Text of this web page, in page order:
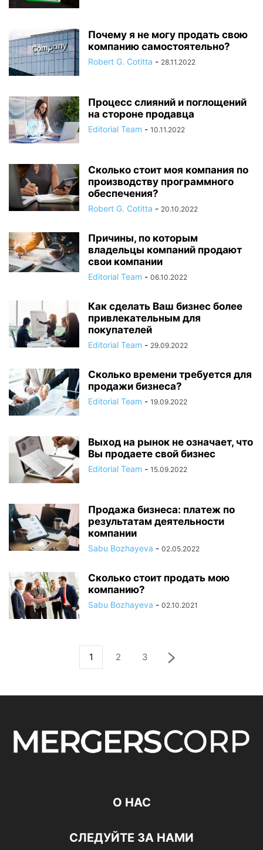
Почему я не могу продать свою
компанию самостоятельно?
Robert G. Cotitta - 28.11.2022
Процесс слияний и поглощений
на стороне продавца
Editorial Team - 10.11.2022
Сколько стоит моя компания по
производству программного
обеспечения?
Robert G. Cotitta - 20.10.2022
Причины, по которым
владельцы компаний продают
свои компании
Editorial Team - 06.10.2022
Как сделать Ваш бизнес более
привлекательным для
покупателей
Editorial Team - 29.09.2022
Сколько времени требуется для
продажи бизнеса?
Editorial Team - 19.09.2022
Выход на рынок не означает, что
Вы продаете свой бизнес
Editorial Team - 15.09.2022
Продажа бизнеса: платеж по
результатам деятельности
компании
Sabu Bozhayeva - 02.05.2022
Сколько стоит продать мою
компанию?
Sabu Bozhayeva - 02.10.2021
1 2 3
О НАС
СЛЕДУЙТЕ ЗА НАМИ